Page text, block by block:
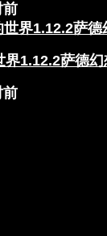
前
界1.12.2萨德
前